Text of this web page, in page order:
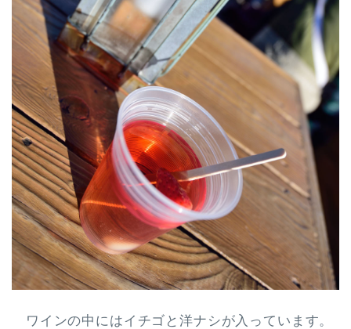
ワインの中にはイチゴと洋ナシが入っています。